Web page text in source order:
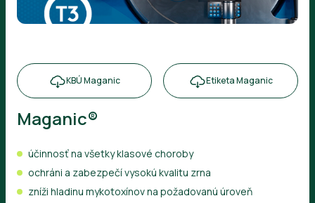
KBÚ Maganic Etiketa Maganic
Maganic®
účinnosť na všetky klasové choroby
ochráni a zabezpečí vysokú kvalitu zrna
zníži hladinu mykotoxínov na požadovanú úroveň